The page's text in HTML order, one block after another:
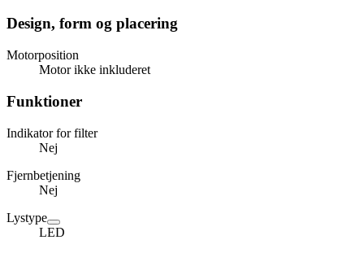
Design, form og placering
Motorposition
Motor ikke inkluderet
Funktioner
Indikator for filter
Nej
Fjernbetjening
Nej
Lystype
LED